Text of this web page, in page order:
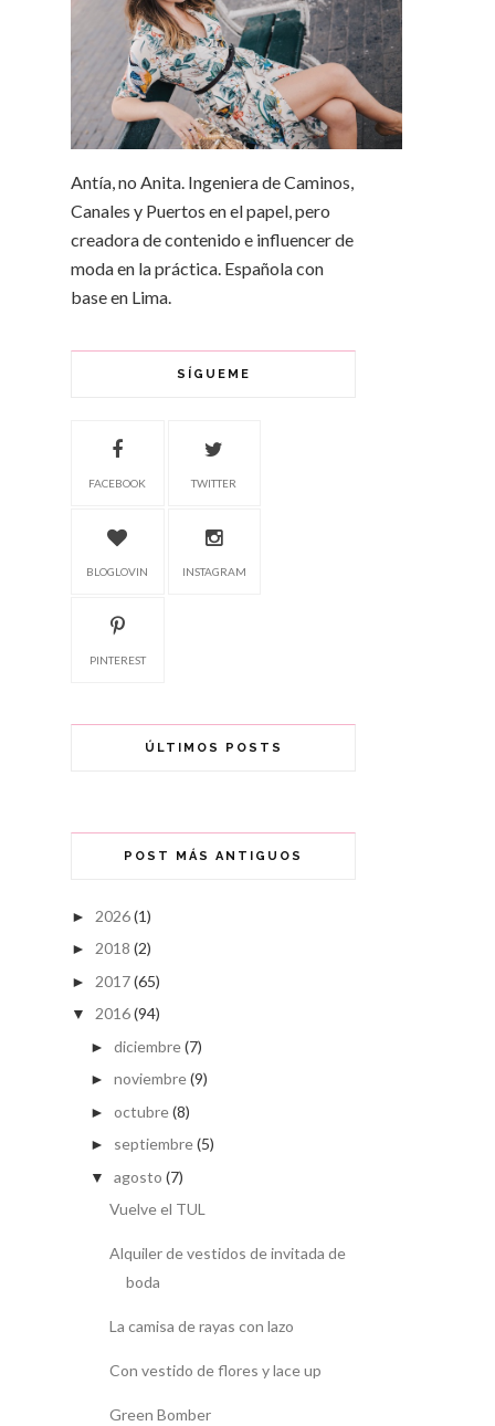
Antía, no Anita. Ingeniera de Caminos,
Canales y Puertos en el papel, pero
creadora de contenido e influencer de
moda en la práctica. Española con
base en Lima.
SÍGUEME
FACEBOOK TWITTER
BLOGLOVIN INSTAGRAM
PINTEREST
ÚLTIMOS POSTS
POST MÁS ANTIGUOS
► 2026(1)
► 2018 (2)
► 2017(65)
▼ 2016(94)
► diciembre(7)
► noviembre(9)
► octubre(8)
► septiembre(5)
▼ agosto (7)
Vuelve el TUL
Alquiler de vestidos de invitada de
boda
La camisa de rayas con lazo
Con vestido de flores y lace up
Green Bomber